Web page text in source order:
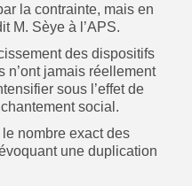
la contrainte, mais en
M. Sèye à l’APS.
des dispositifs
n’ont jamais réellement
sous l’effet de
social.
nombre exact des
une duplication